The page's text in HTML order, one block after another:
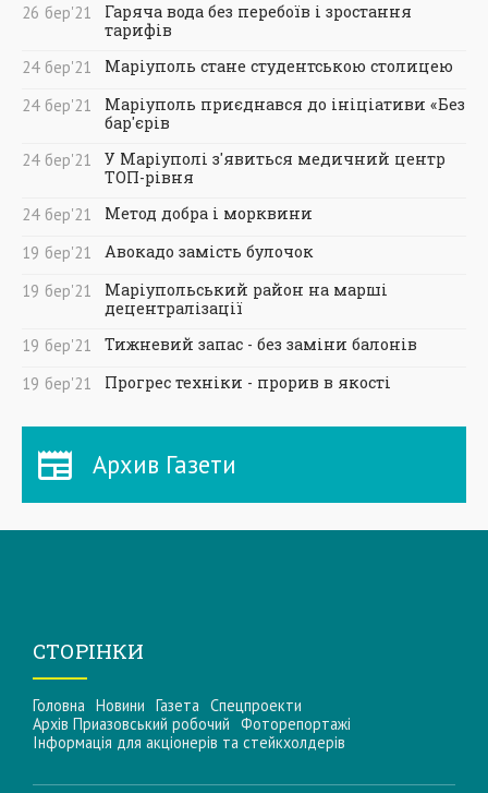
26 бер'21
Гаряча вода без перебоїв і зростання
тарифів
24 бер'21
Маріуполь стане студентською столицею
24 бер'21
Маріуполь приєднався до ініціативи «Без
бар'єрів
24 бер'21
У Маріуполі з'явиться медичний центр
ТОП-рівня
24 бер'21
Метод добра і морквини
19 бер'21
Авокадо замість булочок
19 бер'21
Маріупольський район на марші
децентралізації
19 бер'21
Тижневий запас - без заміни балонів
19 бер'21 Прогрес техніки - прорив в якості
Архив Газети
СТОРІНКИ
Головна Новини Газета Спецпроекти
Архів Приазовський робочий Фоторепортажі
Інформацiя для акцiонерiв та стейкхолдерiв